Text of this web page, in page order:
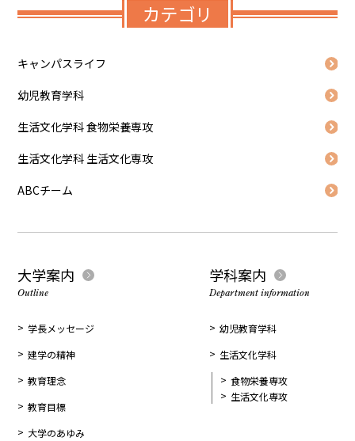
カテゴリ
キャンパスライフ
幼児教育学科
生活文化学科 食物栄養専攻
生活文化学科 生活文化専攻
ABCチーム
大学案内
Outline
学長メッセージ
建学の精神
教育理念
教育目標
大学のあゆみ
学科案内
Department information
幼児教育学科
生活文化学科
食物栄養専攻
生活文化専攻